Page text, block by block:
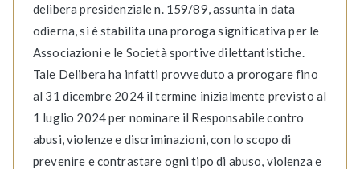
delibera presidenziale n. 159/89, assunta in data
odierna, si è stabilita una proroga significativa per le
Associazioni e le Società sportive dilettantistiche.
Tale Delibera ha infatti provveduto a prorogare fino
al 31 dicembre 2024 il termine inizialmente previsto al
1 luglio 2024 per nominare il Responsabile contro
abusi, violenze e discriminazioni, con lo scopo di
prevenire e contrastare ogni tipo di abuso, violenza e